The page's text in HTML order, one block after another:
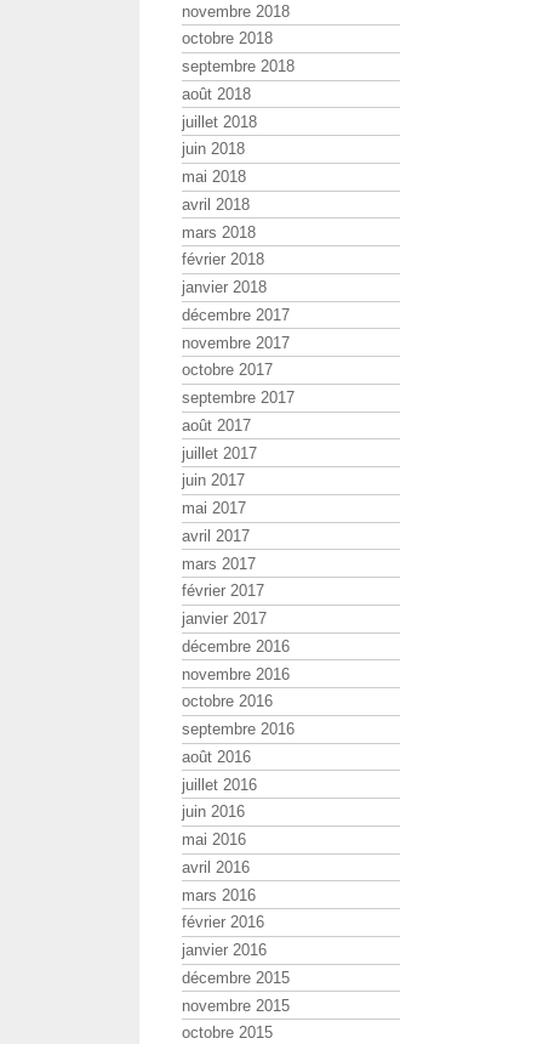
novembre 2018
octobre 2018
septembre 2018
août 2018
juillet 2018
juin 2018
mai 2018
avril 2018
mars 2018
février 2018
janvier 2018
décembre 2017
novembre 2017
octobre 2017
septembre 2017
août 2017
juillet 2017
juin 2017
mai 2017
avril 2017
mars 2017
février 2017
janvier 2017
décembre 2016
novembre 2016
octobre 2016
septembre 2016
août 2016
juillet 2016
juin 2016
mai 2016
avril 2016
mars 2016
février 2016
janvier 2016
décembre 2015
novembre 2015
octobre 2015